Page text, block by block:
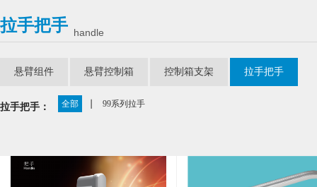
拉手把手 handle
悬臂组件 悬臂控制箱 控制箱支架 拉手把手
拉手把手： 全部 99系列拉手